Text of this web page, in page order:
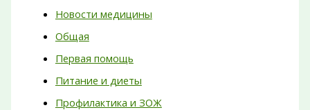
Новости медицины
Общая
Первая помощь
Питание и диеты
Профилактика и ЗОЖ